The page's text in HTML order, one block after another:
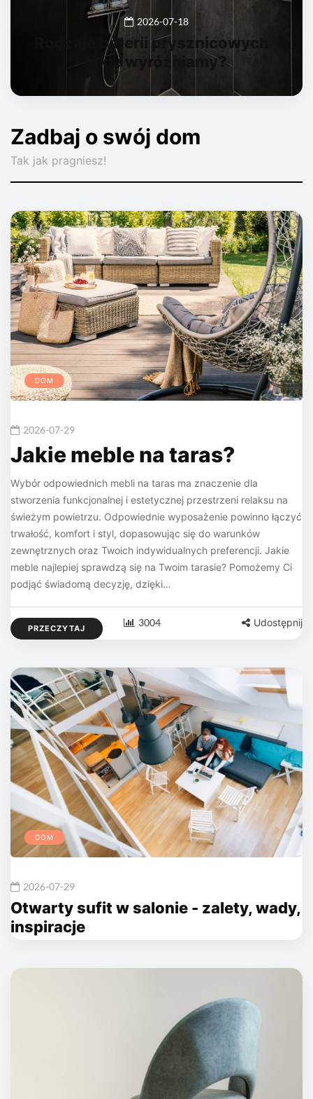
2026-07-18
Rodzaje baterii prysznicowych -
jakie wyróżniamy?
Zadbaj o swój dom
Tak jak pragniesz!
DOM
2026-07-29
Jakie meble na taras?
Wybór odpowiednich mebli na taras ma znaczenie dla
stworzenia funkcjonalnej i estetycznej przestrzeni relaksu na
świeżym powietrzu. Odpowiednie wyposażenie powinno łączyć
trwałość, komfort i styl, dopasowując się do warunków
zewnętrznych oraz Twoich indywidualnych preferencji. Jakie
meble najlepiej sprawdzą się na Twoim tarasie? Pomożemy Ci
podjąć świadomą decyzję, dzięki…
PRZECZYTAJ 3004 Udostępnij
DOM
2026-07-29
Otwarty sufit w salonie - zalety, wady,
inspiracje